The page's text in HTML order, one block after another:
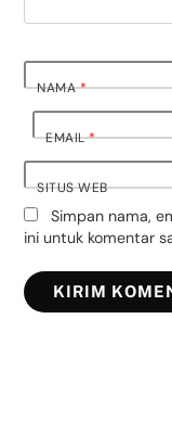
NAMA*
EMAIL*
SITUS WEB
Simpan nama,
ini untuk komentar